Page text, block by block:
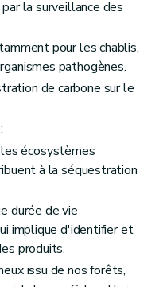
la surveillance des
pour les chablis,
pathogènes.
de carbone sur le
écosystèmes
à la séquestration
durée de vie
implique d'identifier et
produits.
issu de nos forêts,